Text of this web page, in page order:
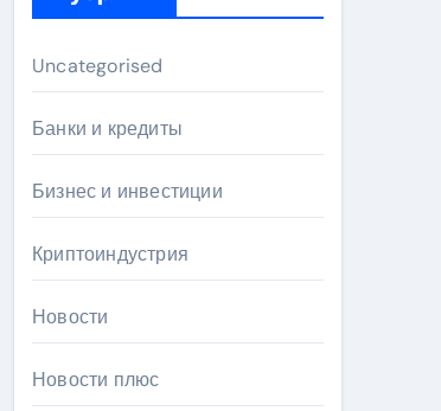
Uncategorised
Банки и кредиты
Бизнес и инвестиции
Криптоиндустрия
Новости
Новости плюс